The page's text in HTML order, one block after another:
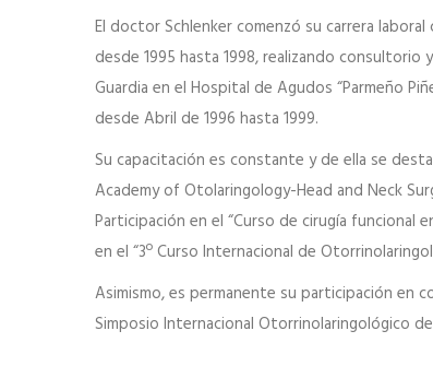
El doctor Schlenker comenzó su carrera
desde 1995 hasta 1998, realizando
Guardia en el Hospital de Agudos “Parmeño
desde Abril de 1996 hasta 1999.
Su capacitación es constante y de ella se
Academy of Otolaringology-Head and Neck
Participación en el “Curso de cirugía funcional
en el “3º Curso Internacional de
Asimismo, es permanente su participación en
Simposio Internacional Otorrinolaringológico